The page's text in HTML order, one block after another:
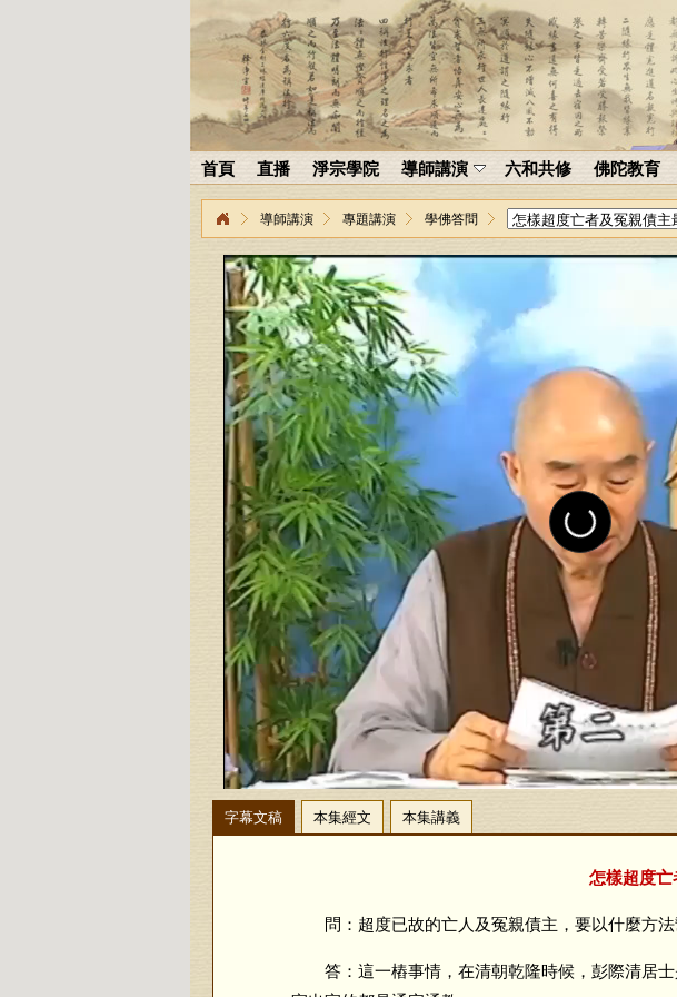
首頁 直播 淨宗學院 導師講演 六和共修 佛陀教育
導師講演 專題講演 學佛答問
字幕文稿 本集經文 本集講義
怎樣超度亡
問：超度已故的亡人及冤親債主，要以什麼方法
答：這一樁事情，在清朝乾隆時候，彭際清居士